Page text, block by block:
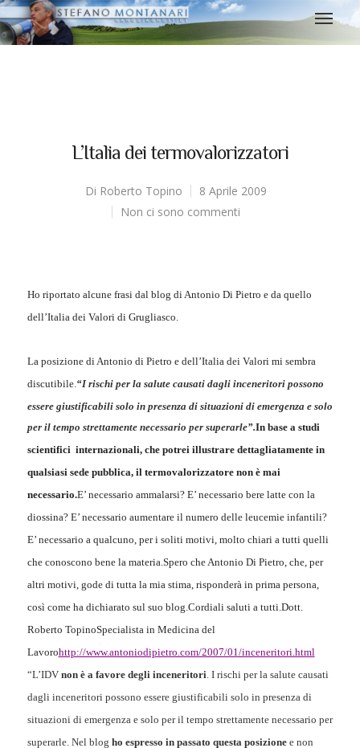
L’Italia dei termovalorizzatori
Di Roberto Topino
8 Aprile 2009
Non ci sono commenti
Ho riportato alcune frasi dal blog di Antonio Di Pietro e da quello
dell’Italia dei Valori di Grugliasco.
La posizione di Antonio di Pietro e dell’Italia dei Valori mi sembra
discutibile.“I rischi per la salute causati dagli inceneritori possono
essere giustificabili solo in presenza di situazioni di emergenza e solo
per il tempo strettamente necessario per superarle”.In base a studi
scientifici internazionali, che potrei illustrare dettagliatamente in
qualsiasi sede pubblica, il termovalorizzatore non è mai
necessario.E’ necessario ammalarsi? E’ necessario bere latte con la
diossina? E’ necessario aumentare il numero delle leucemie infantili?
E’ necessario a qualcuno, per i soliti motivi, molto chiari a tutti quelli
che conoscono bene la materia.Spero che Antonio Di Pietro, che, per
altri motivi, gode di tutta la mia stima, risponderà in prima persona,
così come ha dichiarato sul suo blog.Cordiali saluti a tutti.Dott.
Roberto TopinoSpecialista in Medicina del
Lavorohttp://www.antoniodipietro.com/2007/01/inceneritori.html
“L’IDV non è a favore degli inceneritori. I rischi per la salute causati
dagli inceneritori possono essere giustificabili solo in presenza di
situazioni di emergenza e solo per il tempo strettamente necessario per
superarle. Nel blog ho espresso in passato questa posizionee non